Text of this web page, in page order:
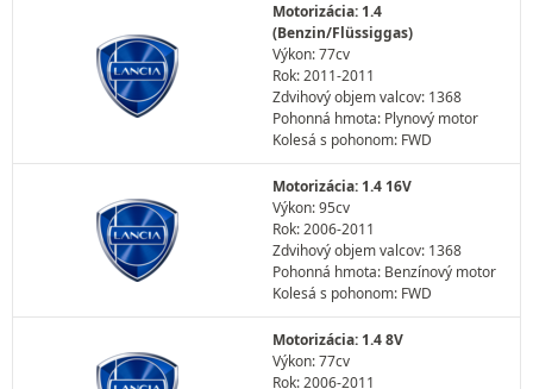
Motorizácia: 1.4
(Benzin/Flüssiggas)
Výkon: 77cv
Rok: 2011-2011
Zdvihový objem valcov: 1368
Pohonná hmota: Plynový motor
Kolesá s pohonom: FWD
Motorizácia: 1.4 16V
Výkon: 95cv
Rok: 2006-2011
Zdvihový objem valcov: 1368
Pohonná hmota: Benzínový motor
Kolesá s pohonom: FWD
Motorizácia: 1.4 8V
Výkon: 77cv
Rok: 2006-2011